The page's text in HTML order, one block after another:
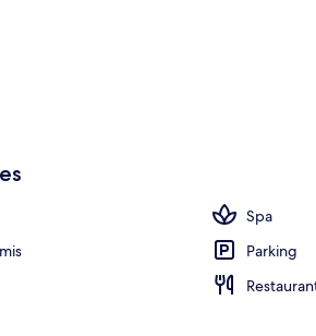
Spa
Parking